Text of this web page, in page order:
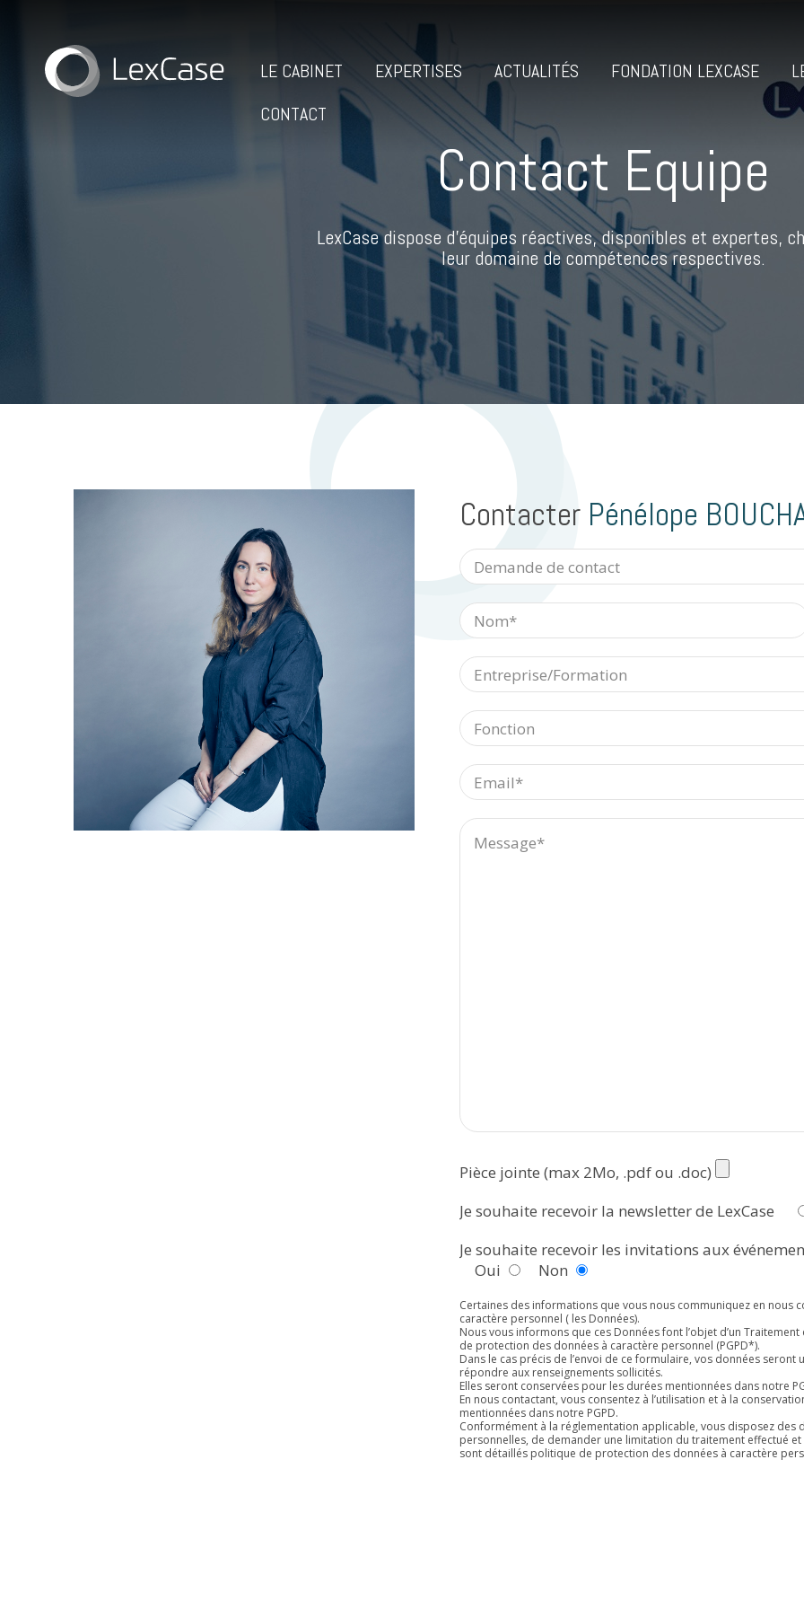
LE CABINET EXPERTISES ACTUALITÉS FONDATION LEXCASE
CONTACT
Contact Equipe
LexCase dispose d’équipes réactives, disponibles et expertes,
leur domaine de compétences respectives.
Contacter Pénélope
Pièce jointe (max 2Mo, .pdf ou .doc)
Je souhaite recevoir la newsletter de LexCase
Je souhaite recevoir les invitations aux
Oui
Non
Certaines des informations que vous nous communiquez en
caractère personnel ( les Données).
Nous vous informons que ces Données font l’objet d’un
de protection des données à caractère personnel (PGPD*).
Dans le cas précis de l’envoi de ce formulaire, vos données
répondre aux renseignements sollicités.
Elles seront conservées pour les durées mentionnées dans notre
En nous contactant, vous consentez à l’utilisation et à la
mentionnées dans notre PGPD.
Conformément à la réglementation applicable, vous disposez des
personnelles, de demander une limitation du traitement effectué
sont détaillés politique de protection des données à caractère